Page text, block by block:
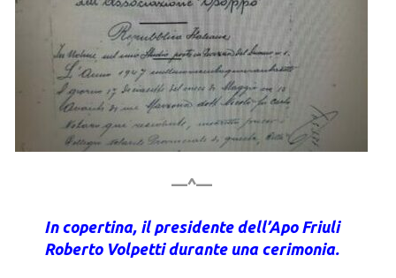
—^—
In copertina, il presidente dell’Apo Friuli
Roberto Volpetti durante una cerimonia.